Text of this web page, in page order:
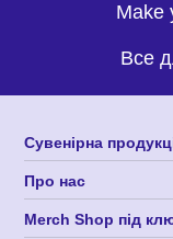
Make
Все
Сувенірна
Про нас
Merch Shop під